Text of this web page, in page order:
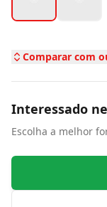
Comparar com
Interessado
Escolha a melhor